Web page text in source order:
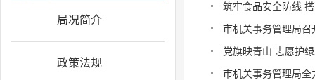
局况简介
政策法规
筑牢食品安全防线
市机关事务管理局召
党旗映青山 志愿护
市机关事务管理局